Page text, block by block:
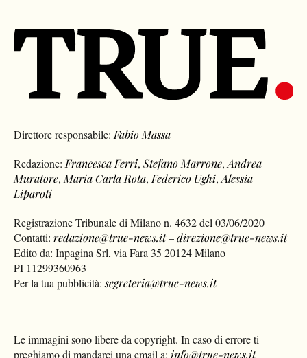
Direttore responsabile: Fabio Massa
Redazione: Francesca Ferri,Stefano Marrone,Andrea
Muratore, Maria Carla Rota, Federico Ughi,Alessia
Liparoti
Registrazione Tribunale di Milano n. 4632 del 03/06/2020
Contatti:redazione@true-news.it–direzione@true-news.it
Edito da: Inpagina Srl, via Fara 35 20124 Milano
PI 11299360963
Per la tua pubblicità:segreteria@true-news.it
Le immagini sono libere da copyright. In caso di errore ti
preghiamo di mandarci una email a: info@true-news.it